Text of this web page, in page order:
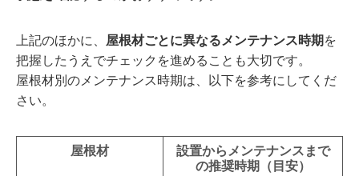
上記のほかに、 屋根材ごとに異なるメンテナンス時期 を
把握したうえでチェックを進めることも大切です。
屋根材別のメンテナンス時期は、以下を参考にしてくだ
さい。
屋根材
設置からメンテナンスまで
の推奨時期（目安）